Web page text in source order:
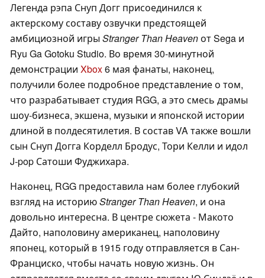
Легенда рэпа Снуп Догг присоединился к
актерскому составу озвучки предстоящей
амбициозной игры Stranger Than Heavenот Sega и
Ryu Ga Gotoku Studio. Во время 30-минутной
демонстрации Xbox6 мая фанаты, наконец,
получили более подробное представление о том,
что разрабатывает студия RGG, а это смесь драмы
шоу-бизнеса, экшена, музыки и японской истории
длиной в полдесятилетия. В состав VA также вошли
сын Снуп Догга Корделл Бродус, Тори Келли и идол
J-pop Сатоши Фуджихара.
Наконец, RGG предоставила нам более глубокий
взгляд на историюStranger Than Heaven, и она
довольно интересна. В центре сюжета - Макото
Дайто, наполовину американец, наполовину
японец, который в 1915 году отправляется в Сан-
Франциско, чтобы начать новую жизнь. Он